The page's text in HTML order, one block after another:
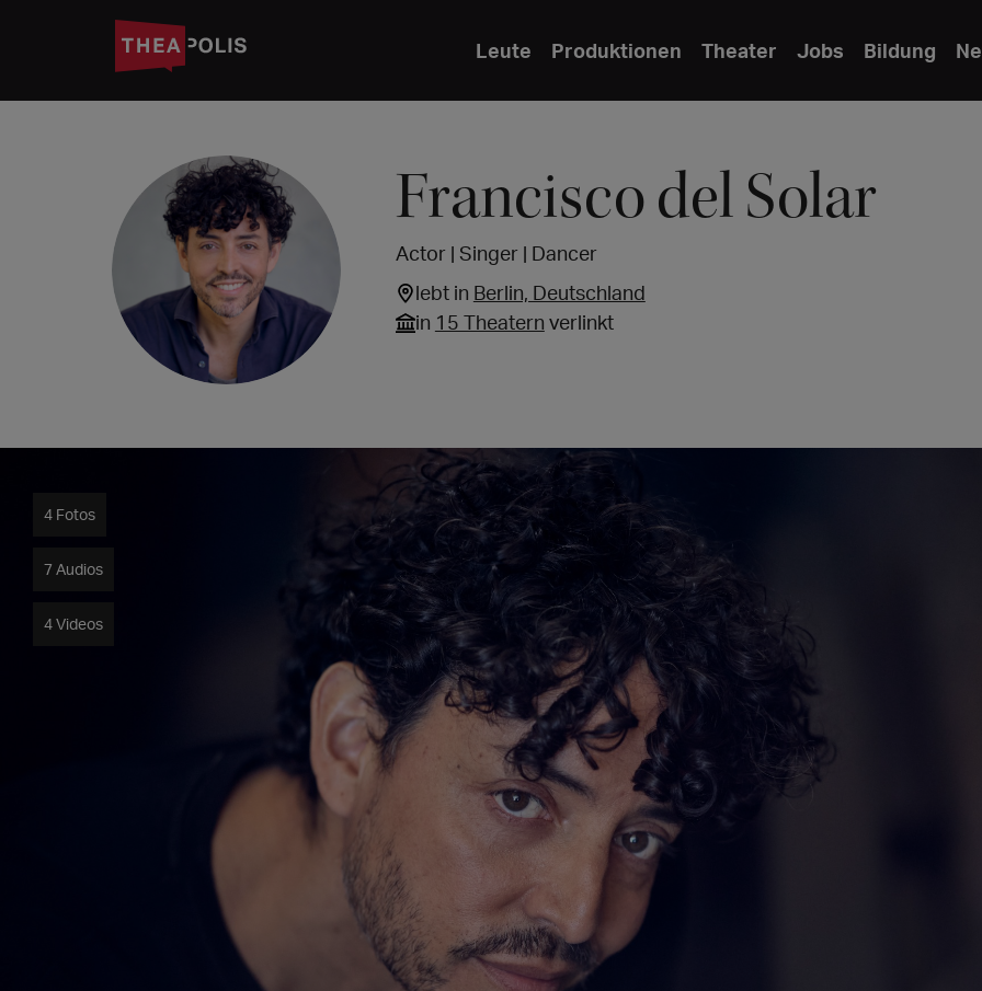
Leute Produktionen Theater Jobs Bildung
Francisco del Solar
Actor | Singer | Dancer
lebt in Berlin, Deutschland
in 15 Theatern verlinkt
4 Fotos
7 Audios
4 Videos